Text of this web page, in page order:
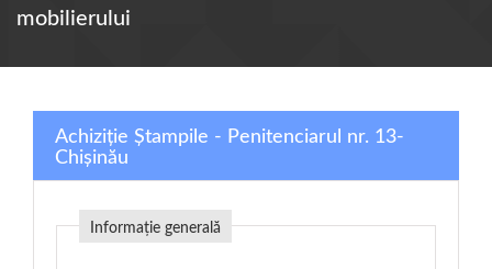
mobilierului
Achiziție Ștampile - Penitenciarul nr. 13-
Chișinău
Informație generală